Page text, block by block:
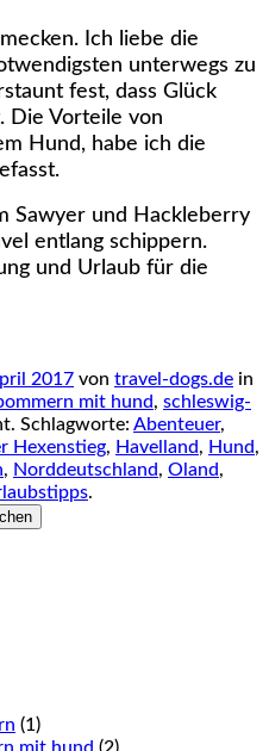
Ich liebe die
unterwegs zu
fest, dass Glück
Die Vorteile von
Hund, habe ich die
Sawyer und Hackleberry
entlang schippern.
und Urlaub für die
2017 von travel-dogs.de in
mit hund, schleswig-
Schlagworte: Abenteuer,
Hexenstieg, Havelland, Hund,
, Norddeutschland, Oland,
.
(1)